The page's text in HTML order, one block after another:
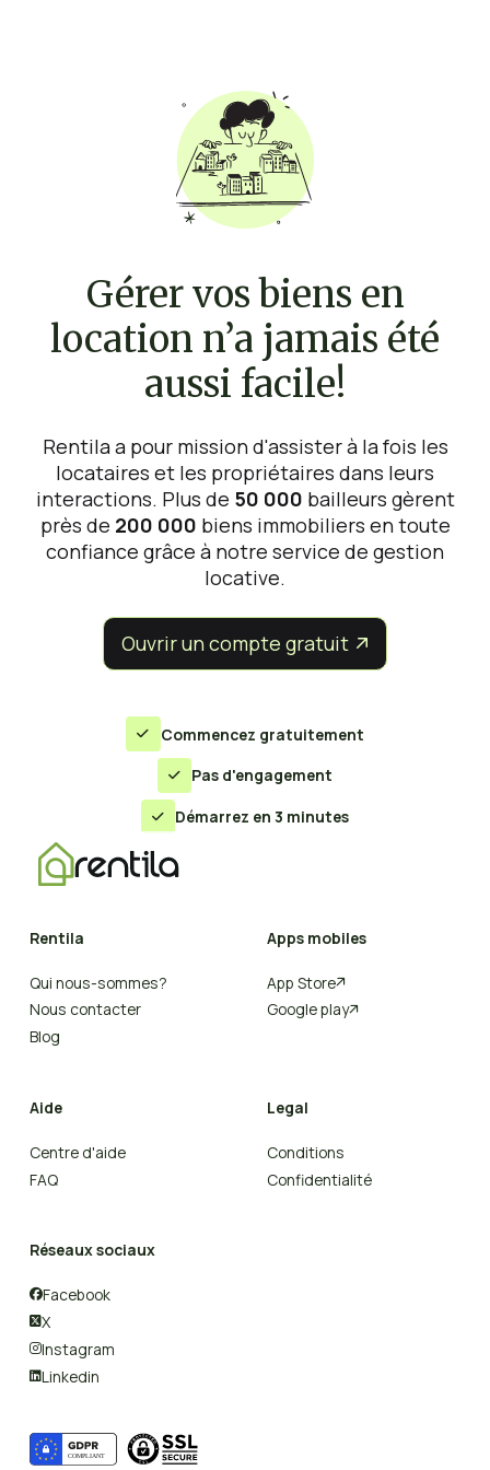
Gérer vos biens en
location n’a jamais été
aussi facile!
Rentila a pour mission d'assister à la fois les
locataires et les propriétaires dans leurs
interactions. Plus de 50 000 bailleurs gèrent
près de 200 000 biens immobiliers en toute
confiance grâce à notre service de gestion
locative.
Ouvrir un compte gratuit 
 Commencez gratuitement
 Pas d'engagement
 Démarrez en 3 minutes
Rentila
Qui nous-sommes?
Nous contacter
Blog
Apps mobiles
App Store
Google play
Aide
Centre d'aide
FAQ
Legal
Conditions
Confidentialité
Réseaux sociaux
Facebook
X
Instagram
Linkedin